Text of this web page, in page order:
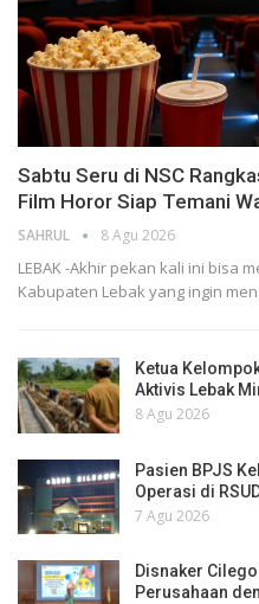
Sabtu Seru di NSC
Film Horor Siap Temani
SAHRUL 8 Agu 2026
LEBAK -Akhir pekan kali ini bisa
Kabupaten Lebak yang ingin
Ketua
Aktivis Lebak
8 Agu 2026
Pasien BPJS
Operasi di
7 Agu 2026
Disnaker
Perusahaan